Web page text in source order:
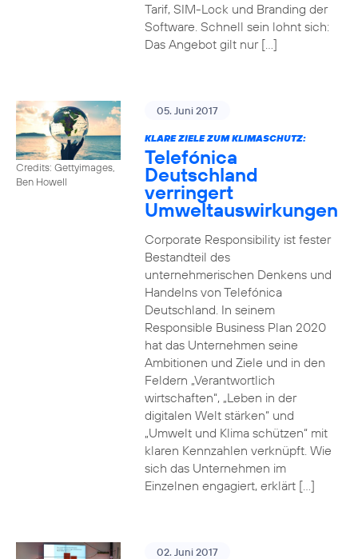
Tarif, SIM-Lock und Branding der
Software. Schnell sein lohnt sich:
Das Angebot gilt nur […]
Credits: Gettyimages,
Ben Howell
05. Juni 2017
KLARE ZIELE ZUM KLIMASCHUTZ:
Telefónica
Deutschland
verringert
Umweltauswirkungen
Corporate Responsibility ist fester
Bestandteil des
unternehmerischen Denkens und
Handelns von Telefónica
Deutschland. In seinem
Responsible Business Plan 2020
hat das Unternehmen seine
Ambitionen und Ziele und in den
Feldern „Verantwortlich
wirtschaften“, „Leben in der
digitalen Welt stärken“ und
„Umwelt und Klima schützen“ mit
klaren Kennzahlen verknüpft. Wie
sich das Unternehmen im
Einzelnen engagiert, erklärt […]
02. Juni 2017